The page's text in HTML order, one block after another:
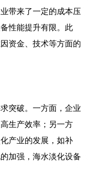
带来了一定的成本压
性能提升有限。此
资金、技术等方面的
突破。一方面，企业
生产效率；另一方
产业的发展，如补
加强，海水淡化设备